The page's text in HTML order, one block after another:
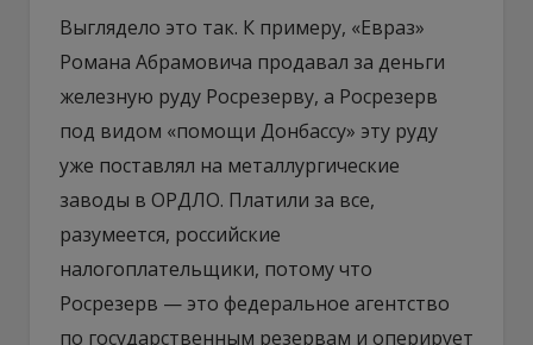
Выглядело это так. К примеру, «Евраз»
Романа Абрамовича продавал за деньги
железную руду Росрезерву, а Росрезерв
под видом «помощи Донбассу» эту руду
уже поставлял на металлургические
заводы в ОРДЛО. Платили за все,
разумеется, российские
налогоплательщики, потому что
Росрезерв — это федеральное агентство
по государственным резервам и оперирует